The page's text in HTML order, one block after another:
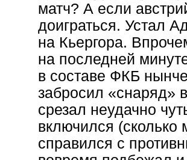
матч? А если
доиграться. Устал
на Кьергора.
на последней
в составе ФКБ
забросил «снаряд»
срезал неудачно
включился
справился с